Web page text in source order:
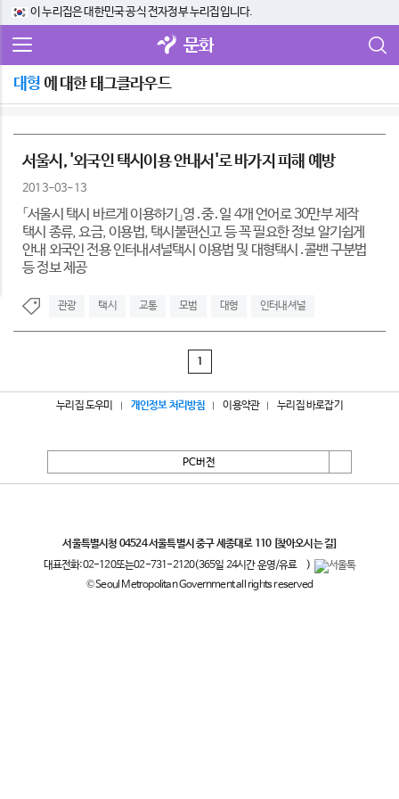
이 누리집은 대한민국 공식 전자정부 누리집입니다.
문화
대형 에 대한 태그클라우드
서울시, '외국인 택시이용 안내서'로 바가지 피해 예방
2013-03-13
「서울시 택시 바르게 이용하기」영․중․일 4개 언어로 30만부 제작
택시 종류, 요금, 이용법, 택시불편신고 등 꼭 필요한 정보 알기쉽게
안내 외국인 전용 인터내셔널택시 이용법 및 대형택시․콜밴 구분법
등 정보 제공
관광 택시 교통 모범 대형 인터내셔널
1
누리집 도우미 개인정보 처리방침 이용약관 누리집 바로잡기
PC버전
서울특별시청 04524 서울특별시 중구 세종대로 110 [찾아오시는 길]
대표전화:02-120또는02-731-2120(365일 24시간 운영/유료
)
© Seoul Metropolitan Government all rights reserved